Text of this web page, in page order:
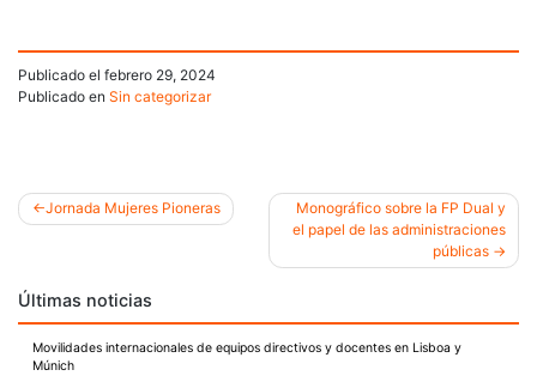
Publicado el febrero 29, 2024
Publicado en Sin categorizar
de
entradas
Jornada Mujeres Pioneras
Monográfico sobre la FP Dual y
el papel de las administraciones
públicas
Últimas noticias
Movilidades internacionales de equipos directivos y docentes en Lisboa y
Múnich